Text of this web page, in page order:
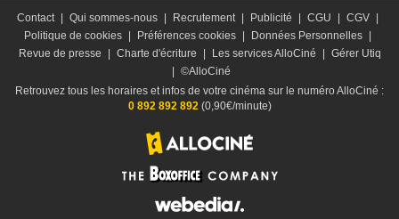
Contact Qui sommes-nous Recrutement Publicité CGU CGV
Politique de cookies
Préférences cookies Données Personnelles
Revue de presse
Charte d'écriture Les services AlloCiné
Gérer Utiq
©AlloCiné
Retrouvez tous les horaires et infos de votre cinéma sur le numéro AlloCiné :
0 892 892 892(0,90€/minute)